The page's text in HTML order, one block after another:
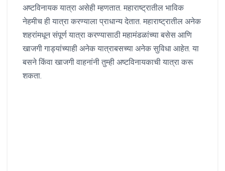
अष्टविनायक यात्रा असेही म्हणतात. महाराष्ट्रातील भाविक
नेहमीच ही यात्रा करण्याला प्राधान्य देतात. महाराष्ट्रातील अनेक
शहरांमधून संपूर्ण यात्रा करण्यासाठी महामंडळांच्या बसेस आणि
खाजगी गाड्यांच्याही अनेक यात्राबसच्या अनेक सुविधा आहेत. या
बसने किंवा खाजगी वाहनांनी तुम्ही अष्टविनायकाची यात्रा करू
शकता.